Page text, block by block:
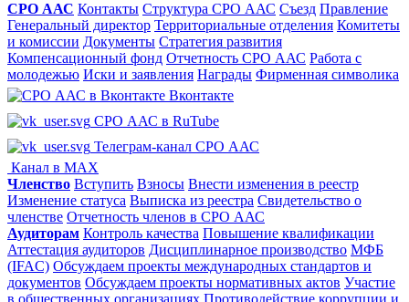
СРО ААС Контакты Структура СРО ААС Съезд Правление
Генеральный директор Территориальные отделения Комитеты
и комиссии Документы Стратегия развития
Компенсационный фонд Отчетность СРО ААС Работа с
молодежью Иски и заявления Награды Фирменная символика
Вконтакте
СРО ААС в RuTube
Телеграм-канал СРО ААС
Канал в MAX
Членство Вступить Взносы Внести изменения в реестр
Изменение статуса Выписка из реестра Свидетельство о
членстве Отчетность членов в СРО ААС
Аудиторам Контроль качества Повышение квалификации
Аттестация аудиторов Дисциплинарное производство МФБ
(IFAC) Обсуждаем проекты международных стандартов и
документов Обсуждаем проекты нормативных актов Участие